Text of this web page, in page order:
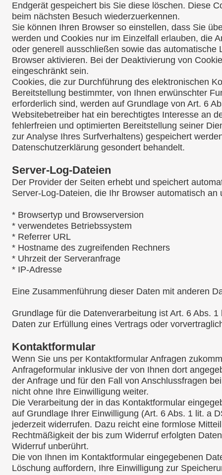
Endgerät gespeichert bis Sie diese löschen. Diese
beim nächsten Besuch wiederzuerkennen.
Sie können Ihren Browser so einstellen, dass Sie
werden und Cookies nur im Einzelfall erlauben, die
oder generell ausschließen sowie das
Browser aktivieren. Bei der Deaktivierung von
eingeschränkt sein.
Cookies, die zur Durchführung des elektronischen
Bereitstellung bestimmter, von Ihnen erwünschter
erforderlich sind, werden auf Grundlage von Art. 6
Websitebetreiber hat ein berechtigtes Interesse an
fehlerfreien und optimierten Bereitstellung seiner
zur Analyse Ihres Surfverhaltens) gespeichert
Datenschutzerklärung gesondert behandelt.
Server-Log-Dateien
Der Provider der Seiten erhebt und speichert
Server-Log-Dateien, die Ihr Browser automatisch an
* Browsertyp und Browserversion
* verwendetes Betriebssystem
* Referrer URL
* Hostname des zugreifenden Rechners
* Uhrzeit der Serveranfrage
* IP-Adresse
Eine Zusammenführung dieser Daten mit anderen
Grundlage für die Datenverarbeitung ist Art. 6 Abs.
Daten zur Erfüllung eines Vertrags oder
Kontaktformular
Wenn Sie uns per Kontaktformular Anfragen
Anfrageformular inklusive der von Ihnen dort
der Anfrage und für den Fall von Anschlussfragen
nicht ohne Ihre Einwilligung weiter.
Die Verarbeitung der in das Kontaktformular
auf Grundlage Ihrer Einwilligung (Art. 6 Abs. 1 lit. a
jederzeit widerrufen. Dazu reicht eine formlose
Rechtmäßigkeit der bis zum Widerruf erfolgten
Widerruf unberührt.
Die von Ihnen im Kontaktformular eingegebenen
Löschung auffordern, Ihre Einwilligung zur